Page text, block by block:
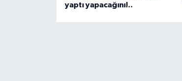
yaptı yapacağını!..